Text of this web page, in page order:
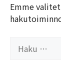
Emme